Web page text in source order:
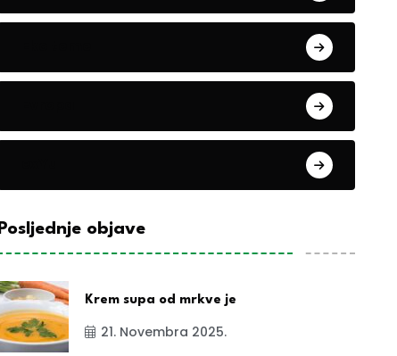
Posljednje objave
Krem supa od mrkve je
21. Novembra 2025.